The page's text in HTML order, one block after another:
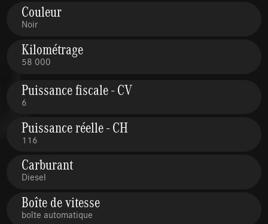
Couleur
Noir
Kilométrage
58 000
Puissance fiscale - CV
6
Puissance réelle - CH
116
Carburant
Diesel
Boîte de vitesse
boîte automatique